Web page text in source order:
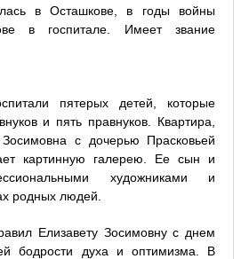
в Осташкове, в годы войны
в госпитале. Имеет звание
пятерых детей, которые
и пять правнуков. Квартира,
с дочерью Прасковьей
картинную галерею. Ее сын и
художниками и
родных людей.
Елизавету Зосимовну с днем
бодрости духа и оптимизма. В